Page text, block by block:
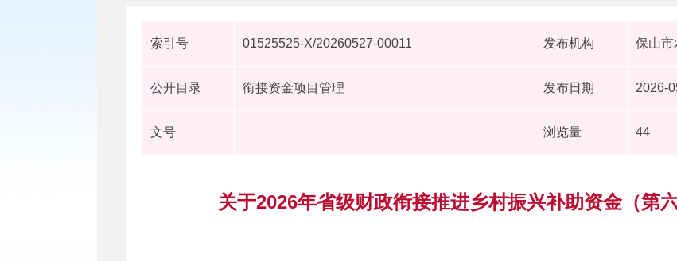
索引号 01525525-X/20260527-00011 发布机构 保山市
公开目录 衔接资金项目管理 发布日期 2026-
文号 浏览量 44
关于2026年省级财政衔接推进乡村振兴补助资金（第